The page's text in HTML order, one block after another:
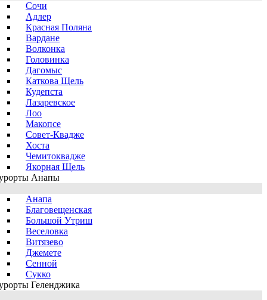
Сочи
Адлер
Красная Поляна
Вардане
Волконка
Головинка
Дагомыс
Каткова Щель
Кудепста
Лазаревское
Лоо
Макопсе
Совет-Квадже
Хоста
Чемитоквадже
Якорная Щель
Анапы
Анапа
Благовещенская
Большой Утриш
Веселовка
Витязево
Джемете
Сенной
Сукко
Геленджика